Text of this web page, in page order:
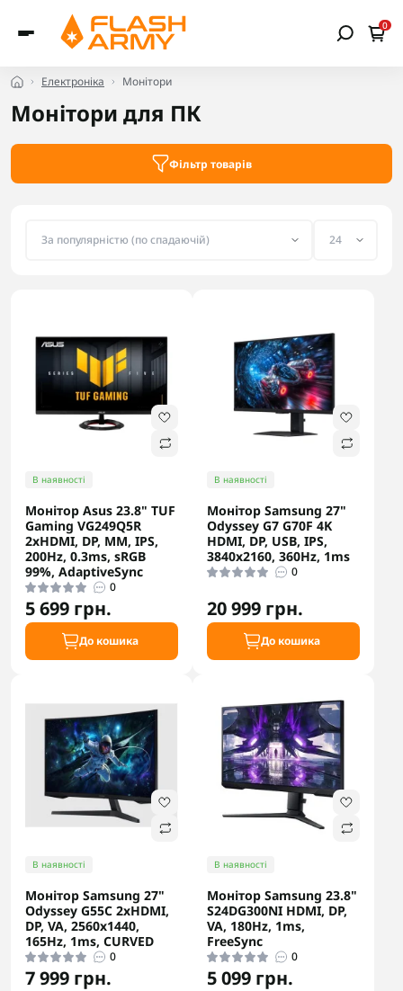
0
Електроніка Монітори
Монітори для ПК
Фільтр товарів
В наявності
Монітор Asus 23.8" TUF
Gaming VG249Q5R
2xHDMI, DP, MM, IPS,
200Hz, 0.3ms, sRGB
99%, AdaptiveSync
0
5 699 грн.
До кошика
В наявності
Монітор Samsung 27"
Odyssey G7 G70F 4K
HDMI, DP, USB, IPS,
3840x2160, 360Hz, 1ms
0
20 999 грн.
До кошика
В наявності
Монітор Samsung 27"
Odyssey G55C 2xHDMI,
DP, VA, 2560x1440,
165Hz, 1ms, CURVED
0
7 999 грн.
В наявності
Монітор Samsung 23.8"
S24DG300NI HDMI, DP,
VA, 180Hz, 1ms,
FreeSync
0
5 099 грн.